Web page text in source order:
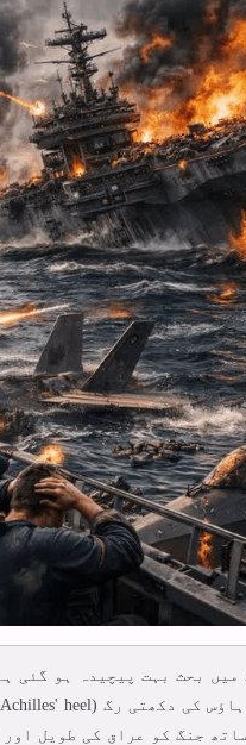
بحث بہت پیچیدہ ہو گئی
جنگ کو عراق کی طویل